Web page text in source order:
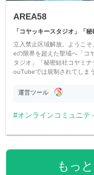
AREA58
立入禁止区域解放。ようこそ
eの限界を超えた聖域へ「コ
タジオ」「秘密結社コヤミナ
ouTubeでは規制されてしま
公開。
運営ツール
オンラインコミュニテ
もっ